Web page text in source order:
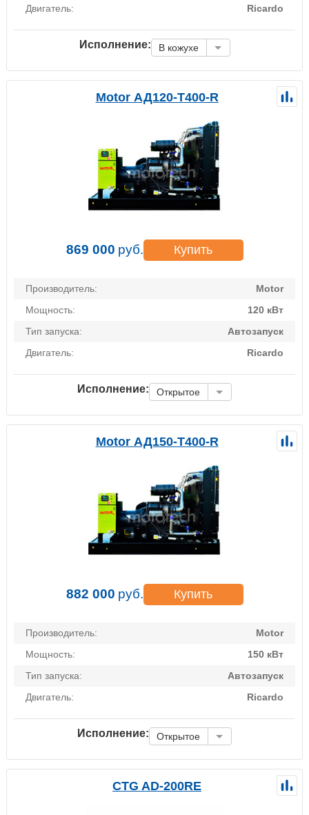
Двигатель: Ricardo
Исполнение: В кожухе
Motor АД120-Т400-R
869 000 руб. Купить
Производитель:
Motor
Мощность:
120 кВт
Тип запуска:
Автозапуск
Двигатель:
Ricardo
Исполнение: Открытое
Motor АД150-Т400-R
882 000 руб. Купить
Производитель:
Motor
Мощность:
150 кВт
Тип запуска:
Автозапуск
Двигатель:
Ricardo
Исполнение: Открытое
CTG AD-200RE